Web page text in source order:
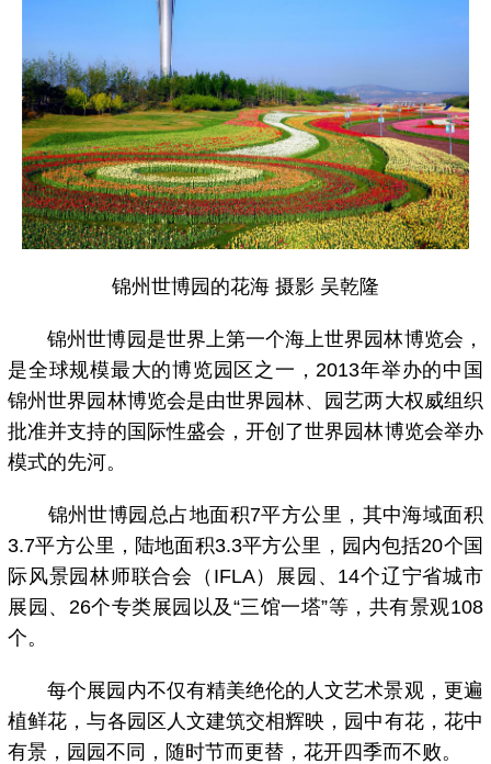
锦州世博园的花海 摄影 吴乾隆
锦州世博园是世界上第一个海上世界园林博览会，
是全球规模最大的博览园区之一，2013年举办的中国
锦州世界园林博览会是由世界园林、园艺两大权威组织
批准并支持的国际性盛会，开创了世界园林博览会举办
模式的先河。
锦州世博园总占地面积7平方公里，其中海域面积
3.7平方公里，陆地面积3.3平方公里，园内包括20个国
际风景园林师联合会（IFLA）展园、14个辽宁省城市
展园、26个专类展园以及“三馆一塔”等，共有景观108
个。
每个展园内不仅有精美绝伦的人文艺术景观，更遍
植鲜花，与各园区人文建筑交相辉映，园中有花，花中
有景，园园不同，随时节而更替，花开四季而不败。